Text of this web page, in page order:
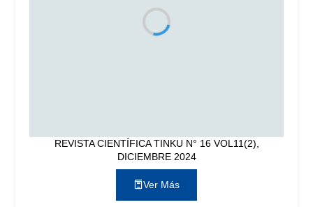
REVISTA CIENTÍFICA TINKU N° 16 VOL11(2),
DICIEMBRE 2024
Ver Más